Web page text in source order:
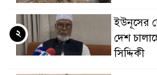
ইউনূসের
দেশ
সিদ্দিকী
২